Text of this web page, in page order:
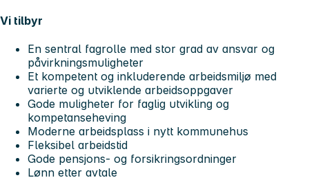
Vi tilbyr
En sentral fagrolle med stor grad av ansvar og
påvirkningsmuligheter
Et kompetent og inkluderende arbeidsmiljø med
varierte og utviklende arbeidsoppgaver
Gode muligheter for faglig utvikling og
kompetanseheving
Moderne arbeidsplass i nytt kommunehus
Fleksibel arbeidstid
Gode pensjons- og forsikringsordninger
Lønn etter avtale